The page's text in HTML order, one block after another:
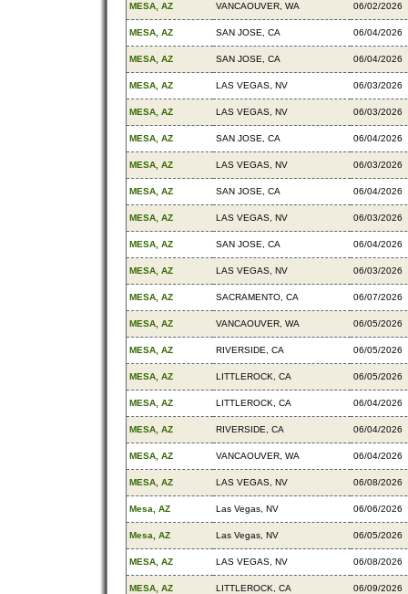
MESA, AZ VANCAOUVER, WA 06/02/2026
MESA, AZ SAN JOSE, CA 06/04/2026
MESA, AZ SAN JOSE, CA 06/04/2026
MESA, AZ LAS VEGAS, NV 06/03/2026
MESA, AZ LAS VEGAS, NV 06/03/2026
MESA, AZ SAN JOSE, CA 06/04/2026
MESA, AZ LAS VEGAS, NV 06/03/2026
MESA, AZ SAN JOSE, CA 06/04/2026
MESA, AZ LAS VEGAS, NV 06/03/2026
MESA, AZ SAN JOSE, CA 06/04/2026
MESA, AZ LAS VEGAS, NV 06/03/2026
MESA, AZ SACRAMENTO, CA 06/07/2026
MESA, AZ VANCAOUVER, WA 06/05/2026
MESA, AZ RIVERSIDE, CA 06/05/2026
MESA, AZ LITTLEROCK, CA 06/05/2026
MESA, AZ LITTLEROCK, CA 06/04/2026
MESA, AZ RIVERSIDE, CA 06/04/2026
MESA, AZ VANCAOUVER, WA 06/04/2026
MESA, AZ LAS VEGAS, NV 06/08/2026
Mesa, AZ Las Vegas, NV 06/06/2026
Mesa, AZ Las Vegas, NV 06/05/2026
MESA, AZ LAS VEGAS, NV 06/08/2026
MESA, AZ LITTLEROCK, CA 06/09/2026